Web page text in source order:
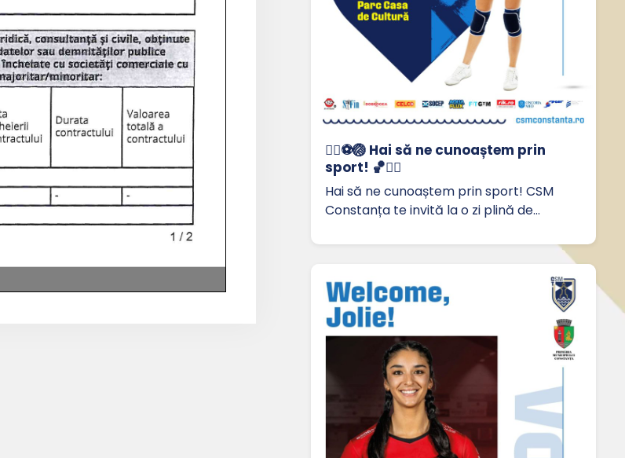
🏃‍♀️⚽🏐 Hai să ne cunoaștem prin
sport! 🏀🤸‍♂️
Hai să ne cunoaștem prin sport! CSM
Constanța te invită la o zi plină de…